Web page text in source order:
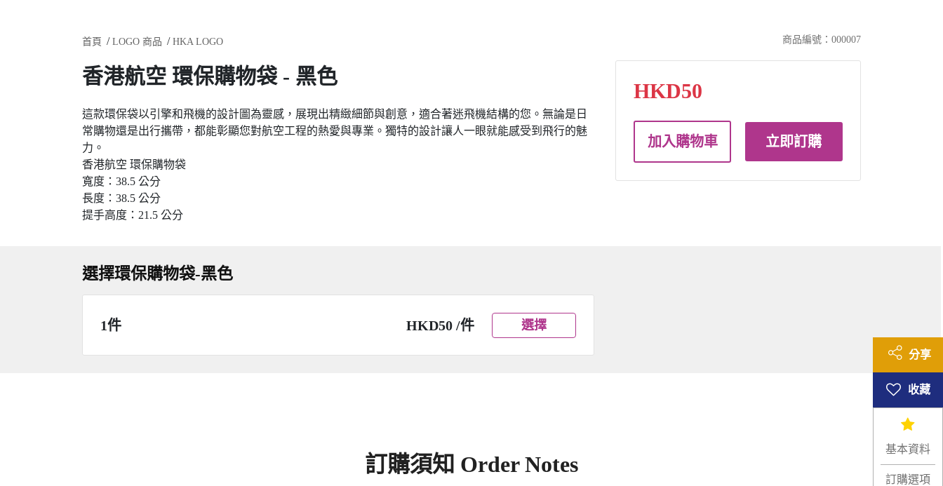
分享
基本資料
訂購選項
首頁 LOGO 商品 HKA LOGO 商品編號：000007
香港航空 環保購物袋 - 黑色
這款環保袋以引擎和飛機的設計圖為靈感，展現出精緻細節與創意，適合著迷飛機結構的您。無論是日
常購物還是出行攜帶，都能彰顯您對航空工程的熱愛與專業。獨特的設計讓人一眼就能感受到飛行的魅
力。
香港航空 環保購物袋
寬度：38.5 公分
長度：38.5 公分
提手高度：21.5 公分
選擇環保購物袋-黑色
1件 HKD50 /件 選擇
HKD50
加入購物車 立即訂購
訂購須知 Order Notes